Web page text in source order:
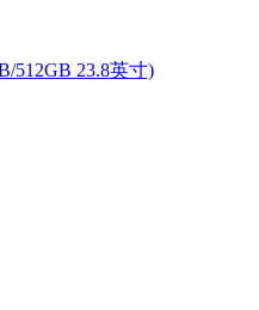
512GB 23.8英寸)